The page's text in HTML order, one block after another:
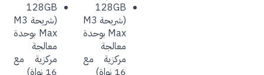
128GB
(شريحة M3
Max بوحدة
معالجة
مركزية مع
128GB
(شريحة M3
Max بوحدة
معالجة
مركزية مع